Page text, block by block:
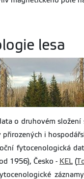
lesa
o druhovém
přirozených i
fytocenologická
1956), Česko - KEL (